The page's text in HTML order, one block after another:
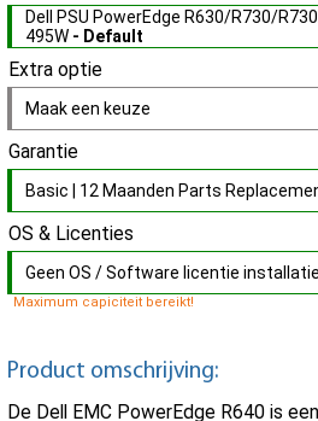
Dell PSU PowerEdge R630/R730/
495W - Default
Extra optie
Maak een keuze
Garantie
Basic | 12 Maanden Parts
OS & Licenties
Geen OS / Software licentie installatie
Maximum capiciteit bereikt!
Product omschrijving:
De Dell EMC PowerEdge R640 is